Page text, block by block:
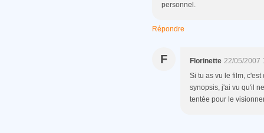
personnel.
Répondre
F Florinette 22/05/2007
Si tu as vu le film,
synopsis, j'ai vu qu'il
tentée pour le